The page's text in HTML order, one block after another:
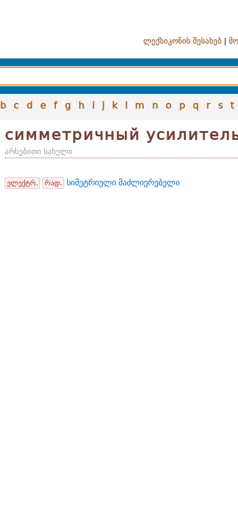
ლექსიკონის შესახებ
b c d e f g h i j k l m n o p q r s t
симметричный
არსებითი სახელი
ელექტრ. რად. სიმეტრიული მაძლიერებელი